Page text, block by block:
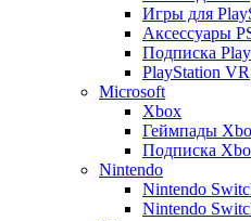
Игры для
Аксессуары
Подписка
PlayStation VR
Microsoft
Xbox
Геймпады
Подписка
Nintendo
Nintendo
Nintendo